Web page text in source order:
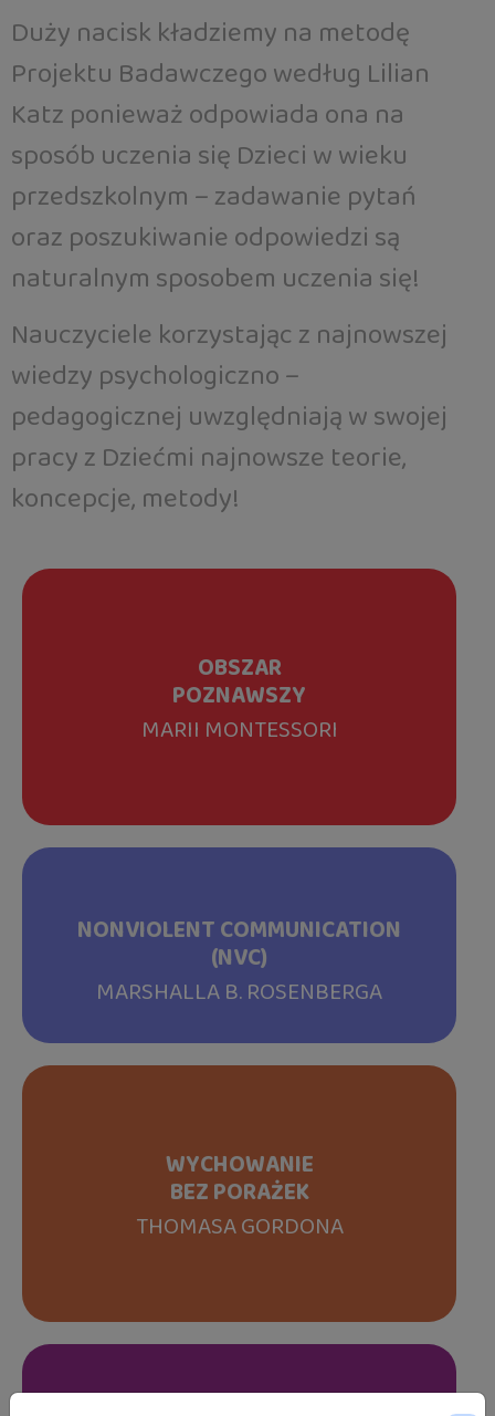
Duży nacisk kładziemy na metodę
Projektu Badawczego według Lilian
Katz ponieważ odpowiada ona na
sposób uczenia się Dzieci w wieku
przedszkolnym – zadawanie pytań
oraz poszukiwanie odpowiedzi są
naturalnym sposobem uczenia się!
Nauczyciele korzystając z najnowszej
wiedzy psychologiczno –
pedagogicznej uwzględniają w swojej
pracy z Dziećmi najnowsze teorie,
koncepcje, metody!
OBSZAR
POZNAWSZY
MARII MONTESSORI
NONVIOLENT COMMUNICATION
(NVC)
MARSHALLA B. ROSENBERGA
WYCHOWANIE
BEZ PORAŻEK
THOMASA GORDONA